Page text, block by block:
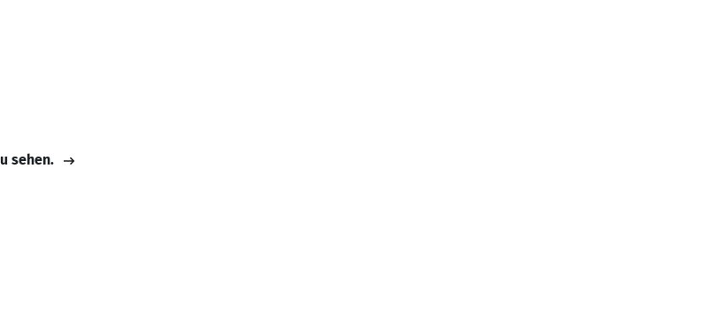
sehen.